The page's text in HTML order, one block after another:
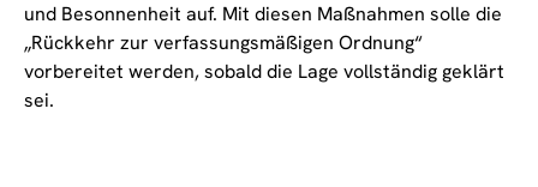
und Besonnenheit auf. Mit diesen Maßnahmen solle die
„Rückkehr zur verfassungsmäßigen Ordnung“
vorbereitet werden, sobald die Lage vollständig geklärt
sei.